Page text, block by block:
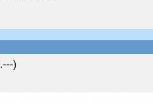
)